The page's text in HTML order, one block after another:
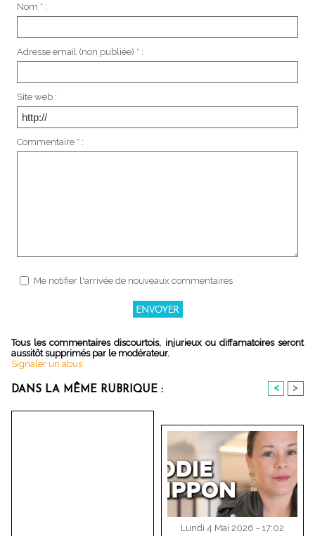
Nom * :
Adresse email (non publiée) * :
Site web :
Commentaire * :
Me notifier l'arrivée de nouveaux commentaires
Tous les commentaires discourtois, injurieux ou diffamatoires seront
aussitôt supprimés par le modérateur.
Signaler un abus
DANS LA MÊME RUBRIQUE : < >
Lundi 4 Mai 2026 - 17:02